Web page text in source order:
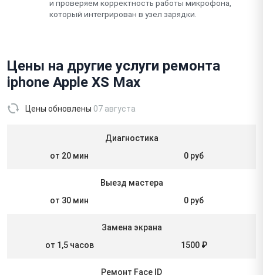
и проверяем корректность работы микрофона,
который интегрирован в узел зарядки.
Цены на другие услуги ремонта
iphone Apple XS Max
Цены обновлены 07 августа
Диагностика
от 20 мин
0 руб
Выезд мастера
от 30 мин
0 руб
Замена экрана
от 1,5 часов
1500 ₽
Ремонт Face ID